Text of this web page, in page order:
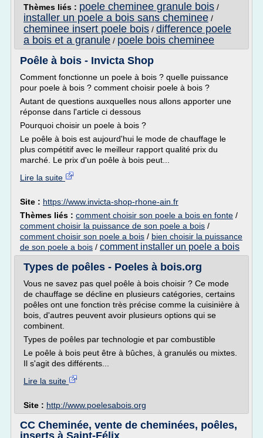
Thèmes liés : poele cheminee granule bois /
installer un poele a bois sans cheminee /
cheminee insert poele bois / difference poele
a bois et a granule / poele bois cheminee
Poêle à bois - Invicta Shop
Comment fonctionne un poele à bois ? quelle puissance
pour poele à bois ? comment choisir poele à bois ?
Autant de questions auxquelles nous allons apporter une
réponse dans l'article ci dessous
Pourquoi choisir un poele à bois ?
Le poêle à bois est aujourd'hui le mode de chauffage le
plus compétitif avec le meilleur rapport qualité prix du
marché. Le prix d'un poêle à bois peut...
Lire la suite
Site : https://www.invicta-shop-rhone-ain.fr
Thèmes liés : comment choisir son poele a bois en fonte /
comment choisir la puissance de son poele a bois /
comment choisir son poele a bois / bien choisir la puissance
de son poele a bois / comment installer un poele a bois
Types de poêles - Poeles à bois.org
Vous ne savez pas quel poêle à bois choisir ? Ce mode
de chauffage se décline en plusieurs catégories, certains
poêles ont une fonction très précise comme la cuisinière à
bois, d'autres peuvent avoir plusieurs options qui se
combinent.
Types de poêles par technologie et par combustible
Le poêle à bois peut être à bûches, à granulés ou mixtes.
Il s'agit des différents...
Lire la suite
Site : http://www.poelesabois.org
CC Cheminée, vente de cheminées, poêles,
inserts à Saint-Félix